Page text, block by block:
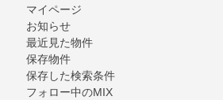
マイページ
お知らせ
最近見た物件
保存物件
保存した検索条件
フォロー中のMIX